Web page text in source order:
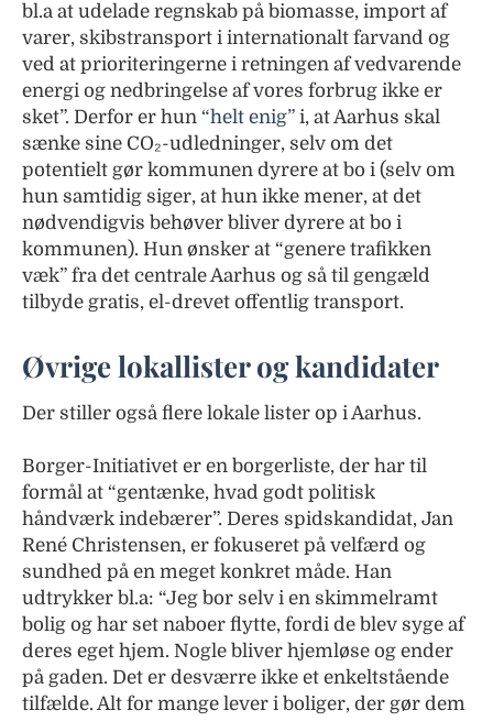
bl.a at udelade regnskab på biomasse, import af
varer, skibstransport i internationalt farvand og
ved at prioriteringerne i retningen af vedvarende
energi og nedbringelse af vores forbrug ikke er
sket”. Derfor er hun “helt enig” i, at Aarhus skal
sænke sine CO₂-udledninger, selv om det
potentielt gør kommunen dyrere at bo i (selv om
hun samtidig siger, at hun ikke mener, at det
nødvendigvis behøver bliver dyrere at bo i
kommunen). Hun ønsker at “genere trafikken
væk” fra det centrale Aarhus og så til gengæld
tilbyde gratis, el-drevet offentlig transport.
Øvrige lokallister og kandidater
Der stiller også flere lokale lister op i Aarhus.
Borger-Initiativet er en borgerliste, der har til
formål at “gentænke, hvad godt politisk
håndværk indebærer”. Deres spidskandidat, Jan
René Christensen, er fokuseret på velfærd og
sundhed på en meget konkret måde. Han
udtrykker bl.a: “Jeg bor selv i en skimmelramt
bolig og har set naboer flytte, fordi de blev syge af
deres eget hjem. Nogle bliver hjemløse og ender
på gaden. Det er desværre ikke et enkeltstående
tilfælde. Alt for mange lever i boliger, der gør dem